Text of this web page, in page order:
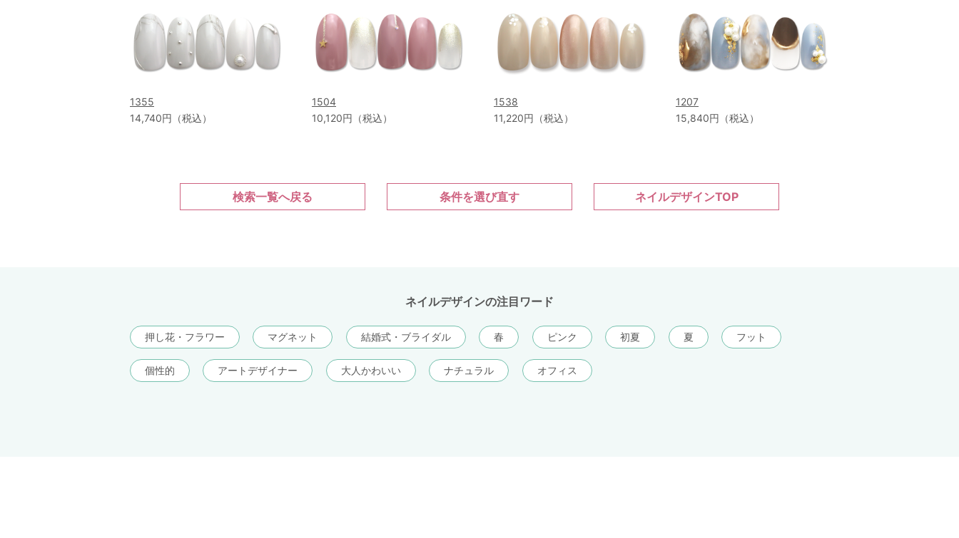
1355
14,740円（税込）
1504
10,120円（税込）
1538
11,220円（税込）
1207
15,840円（税込）
検索一覧へ戻る 条件を選び直す ネイルデザインTOP
ネイルデザインの注目ワード
押し花・フラワー マグネット 結婚式・ブライダル 春 ピンク 初夏 夏 フット
個性的 アートデザイナー 大人かわいい ナチュラル オフィス